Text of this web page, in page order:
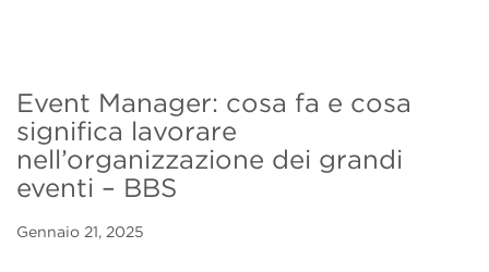
Event Manager: cosa fa e cosa
significa lavorare
nell’organizzazione dei grandi
eventi – BBS
Gennaio 21, 2025